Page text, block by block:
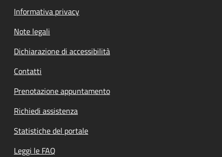
Informativa privacy
Note legali
Dichiarazione di accessibilità
Contatti
Prenotazione appuntamento
Richiedi assistenza
Statistiche del portale
Leggi le FAQ